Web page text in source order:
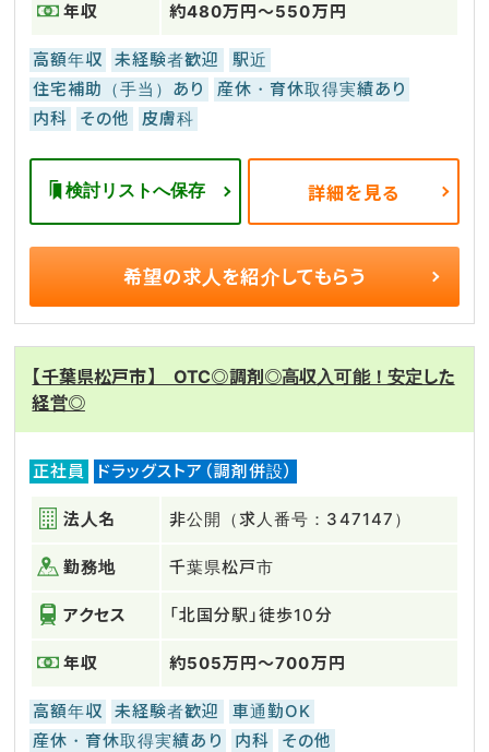
年収 約480万円～550万円
高額年収 未経験者歓迎
駅近
住宅補助（手当）あり
産休・育休取得実績あり
内科
その他 皮膚科
検討リストへ保存 詳細を見る
希望の求人を紹介してもらう
【千葉県松戸市】 OTC◎調剤◎高収入可能！安定した
経営◎
正社員 ドラッグストア（調剤併設）
法人名 非公開（求人番号：347147）
勤務地 千葉県松戸市
アクセス 「北国分駅」徒歩10分
年収 約505万円～700万円
高額年収 未経験者歓迎
車通勤OK
産休・育休取得実績あり
内科 その他